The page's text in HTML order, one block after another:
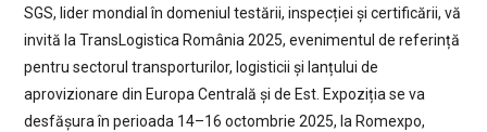
SGS, lider mondial în domeniul testării, inspecției și certificării, vă
invită la TransLogistica România 2025, evenimentul de referință
pentru sectorul transporturilor, logisticii și lanțului de
aprovizionare din Europa Centrală și de Est. Expoziția se va
desfășura în perioada 14–16 octombrie 2025, la Romexpo,